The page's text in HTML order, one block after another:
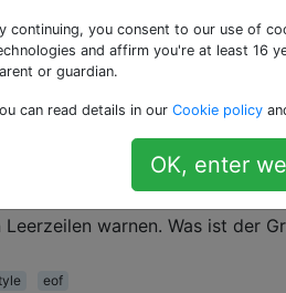
&lt;stdlib.h&gt; int
fopen(path=argv[1], "r") :
feof
Ende einer Quelldatei
dies, und ich erinnere mich,
warnen. Was ist der
eof
continuing, you consent to our use of
and affirm you're at least 16
or guardian.
can read details in our Cookie policy
OK, enter